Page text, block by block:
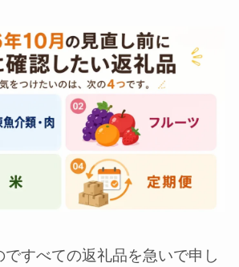
すべての返礼品を急いで申し